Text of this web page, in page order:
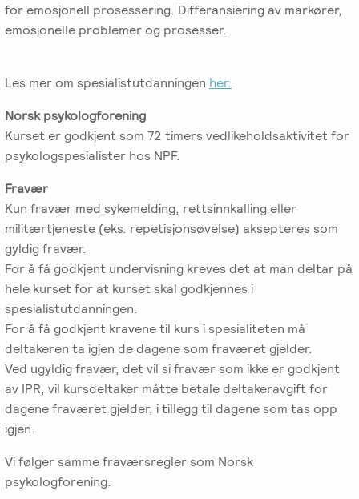
for emosjonell prosessering. Differansiering av markører,
emosjonelle problemer og prosesser.
Les mer om spesialistutdanningen her.
Norsk psykologforening
Kurset er godkjent som 72 timers vedlikeholdsaktivitet for
psykologspesialister hos NPF.
Fravær
Kun fravær med sykemelding, rettsinnkalling eller
militærtjeneste (eks. repetisjonsøvelse) aksepteres som
gyldig fravær.
For å få godkjent undervisning kreves det at man deltar på
hele kurset for at kurset skal godkjennes i
spesialistutdanningen.
For å få godkjent kravene til kurs i spesialiteten må
deltakeren ta igjen de dagene som fraværet gjelder.
Ved ugyldig fravær, det vil si fravær som ikke er godkjent
av IPR, vil kursdeltaker måtte betale deltakeravgift for
dagene fraværet gjelder, i tillegg til dagene som tas opp
igjen.
Vi følger samme fraværsregler som Norsk
psykologforening.